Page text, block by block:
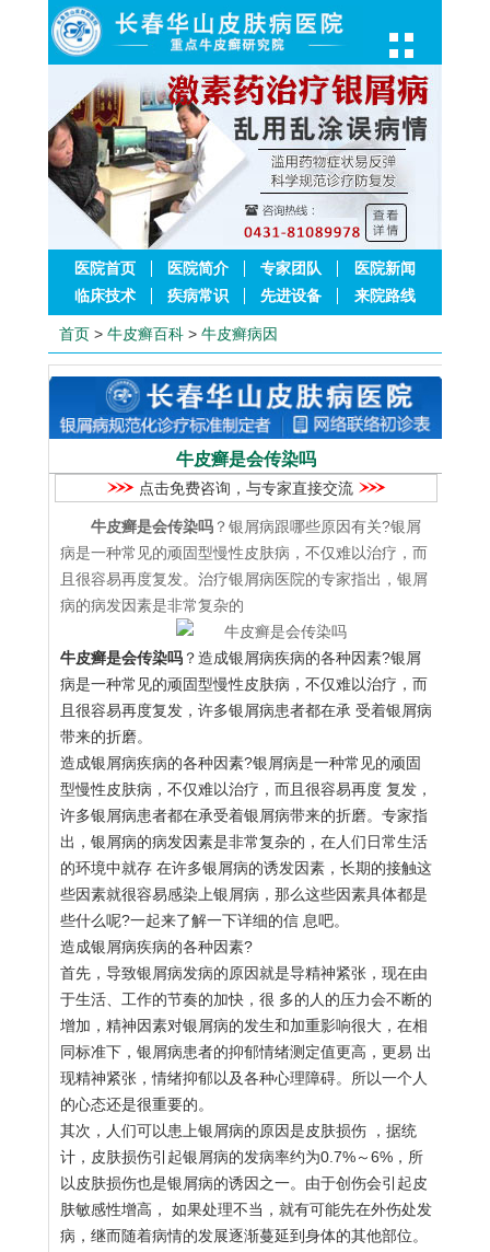
医院首页 医院简介 专家团队
医院新闻
临床技术
疾病常识 先进设备 来院路线
首页 > 牛皮癣百科 > 牛皮癣病因
牛皮癣是会传染吗
点击免费咨询，与专家直接交流
牛皮癣是会传染吗 ？银屑病跟哪些原因有关?银屑
病是一种常见的顽固型慢性皮肤病，不仅难以治疗，而
且很容易再度复发。治疗银屑病医院的专家指出，银屑
病的病发因素是非常复杂的
牛皮癣是会传染吗 ？造成银屑病疾病的各种因素?银屑
病是一种常见的顽固型慢性皮肤病，不仅难以治疗，而
且很容易再度复发，许多银屑病患者都在承 受着银屑病
带来的折磨。
造成银屑病疾病的各种因素?银屑病是一种常见的顽固
型慢性皮肤病，不仅难以治疗，而且很容易再度 复发，
许多银屑病患者都在承受着银屑病带来的折磨。专家指
出，银屑病的病发因素是非常复杂的，在人们日常生活
的环境中就存 在许多银屑病的诱发因素，长期的接触这
些因素就很容易感染上银屑病，那么这些因素具体都是
些什么呢?一起来了解一下详细的信 息吧。
造成银屑病疾病的各种因素?
首先，导致银屑病发病的原因就是导精神紧张，现在由
于生活、工作的节奏的加快，很 多的人的压力会不断的
增加，精神因素对银屑病的发生和加重影响很大，在相
同标准下，银屑病患者的抑郁情绪测定值更高，更易 出
现精神紧张，情绪抑郁以及各种心理障碍。所以一个人
的心态还是很重要的。
其次，人们可以患上银屑病的原因是皮肤损伤 ，据统
计，皮肤损伤引起银屑病的发病率约为0.7%～6%，所
以皮肤损伤也是银屑病的诱因之一。由于创伤会引起皮
肤敏感性增高， 如果处理不当，就有可能先在外伤处发
病，继而随着病情的发展逐渐蔓延到身体的其他部位。